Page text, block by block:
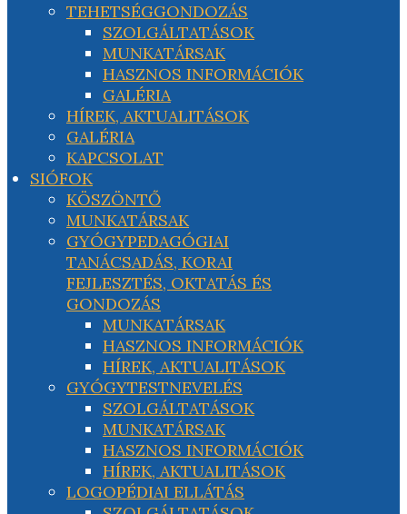
TEHETSÉGGONDOZÁS
SZOLGÁLTATÁSOK
MUNKATÁRSAK
HASZNOS INFORMÁCIÓK
GALÉRIA
HÍREK, AKTUALITÁSOK
GALÉRIA
KAPCSOLAT
SIÓFOK
KÖSZÖNTŐ
MUNKATÁRSAK
GYÓGYPEDAGÓGIAI
TANÁCSADÁS, KORAI
FEJLESZTÉS, OKTATÁS ÉS
GONDOZÁS
MUNKATÁRSAK
HASZNOS INFORMÁCIÓK
HÍREK, AKTUALITÁSOK
GYÓGYTESTNEVELÉS
SZOLGÁLTATÁSOK
MUNKATÁRSAK
HASZNOS INFORMÁCIÓK
HÍREK, AKTUALITÁSOK
LOGOPÉDIAI ELLÁTÁS